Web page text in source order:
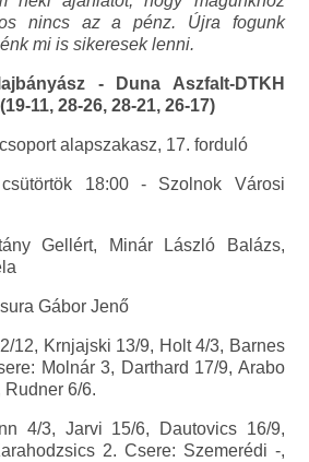
nincs az a pénz. Újra fogunk
mi is sikeresek lenni.
- Duna Aszfalt-DTKH
11, 28-26, 28-21, 26-17)
alapszakasz, 17. forduló
18:00 - Szolnok Városi
Gellért, Minár László Balázs,
Gábor Jenő
12, Krnjajski 13/9, Holt 4/3, Barnes
Molnár 3, Darthard 17/9, Arabo
Rudner 6/6.
4/3, Jarvi 15/6, Dautovics 16/9,
2. Csere: Szemerédi -,